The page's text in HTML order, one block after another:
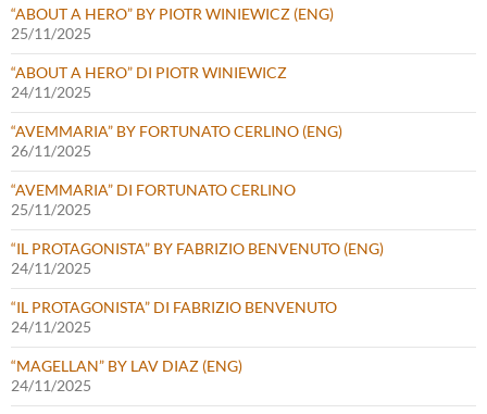
“ABOUT A HERO” BY PIOTR WINIEWICZ (ENG)
25/11/2025
“ABOUT A HERO” DI PIOTR WINIEWICZ
24/11/2025
“AVEMMARIA” BY FORTUNATO CERLINO (ENG)
26/11/2025
“AVEMMARIA” DI FORTUNATO CERLINO
25/11/2025
“IL PROTAGONISTA” BY FABRIZIO BENVENUTO (ENG)
24/11/2025
“IL PROTAGONISTA” DI FABRIZIO BENVENUTO
24/11/2025
“MAGELLAN” BY LAV DIAZ (ENG)
24/11/2025